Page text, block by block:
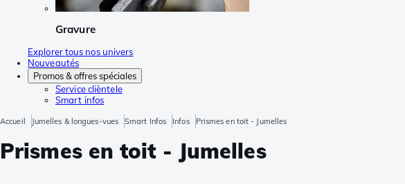
Gravure
Explorer tous nos univers
Nouveautés
Promos & offres spéciales
Service clièntele
Smart infos
Accueil Jumelles & longues-vues Smart Infos Infos Prismes en toit - Jumelles
Prismes en toit - Jumelles